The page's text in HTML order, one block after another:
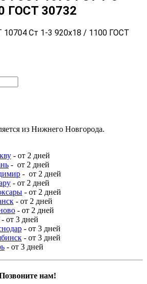
ГОСТ 30732
Ст 1-3 920x18 / 1100 ГОСТ
из Нижнего Новгорода.
- от 2 дней
- от 2 дней
- от 2 дней
- от 2 дней
- от 2 дней
- от 2 дней
- от 2 дней
- от 3 дней
- от 3 дней
- от 3 дней
- от 3 дней
нам!